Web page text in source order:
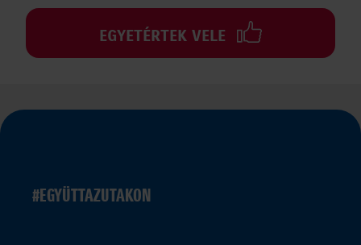
EGYETÉRTEK VELE
#EGYÜTTAZUTAKON